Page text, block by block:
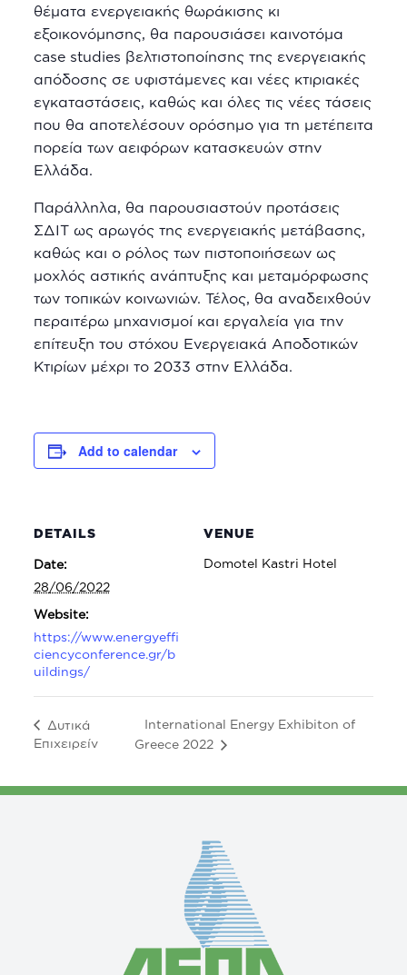
θέματα ενεργειακής θωράκισης κι
εξοικονόμησης, θα παρουσιάσει καινοτόμα
case studies βελτιστοποίησης της ενεργειακής
απόδοσης σε υφιστάμενες και νέες κτιριακές
εγκαταστάσεις, καθώς και όλες τις νέες τάσεις
που θα αποτελέσουν ορόσημο για τη μετέπειτα
πορεία των αειφόρων κατασκευών στην
Ελλάδα.
Παράλληλα, θα παρουσιαστούν προτάσεις
ΣΔΙΤ ως αρωγός της ενεργειακής μετάβασης,
καθώς και ο ρόλος των πιστοποιήσεων ως
μοχλός αστικής ανάπτυξης και μεταμόρφωσης
των τοπικών κοινωνιών. Τέλος, θα αναδειχθούν
περαιτέρω μηχανισμοί και εργαλεία για την
επίτευξη του στόχου Ενεργειακά Αποδοτικών
Κτιρίων μέχρι το 2033 στην Ελλάδα.
Add to calendar
DETAILS
Date:
28/06/2022
Website:
https://www.energyeffi
ciencyconference.gr/b
uildings/
VENUE
Domotel Kastri Hotel
Δυτικά
Επιχειρείν
International Energy Exhibiton of
Greece 2022